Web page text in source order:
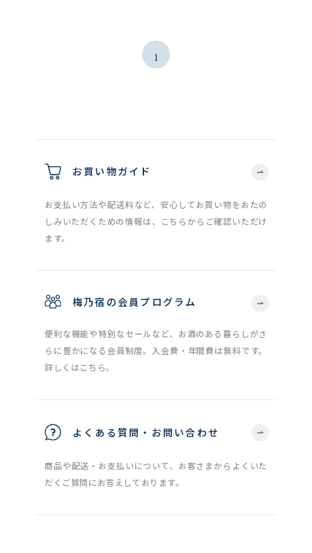
1
お買い物ガイド
お支払い方法や配送料など、安心してお買い物をおたの
しみいただくための情報は、こちらからご確認いただけ
ます。
梅乃宿の会員プログラム
便利な機能や特別なセールなど、お酒のある暮らしがさ
らに豊かになる会員制度。入会費・年間費は無料です。
詳しくはこちら。
よくある質問・お問い合わせ
商品や配送・お支払いについて、お客さまからよくいた
だくご質問にお答えしております。